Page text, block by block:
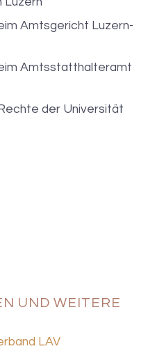
Amtsgericht Luzern-
Amtsstatthalteramt
der Universität
UND WEITERE
LAV